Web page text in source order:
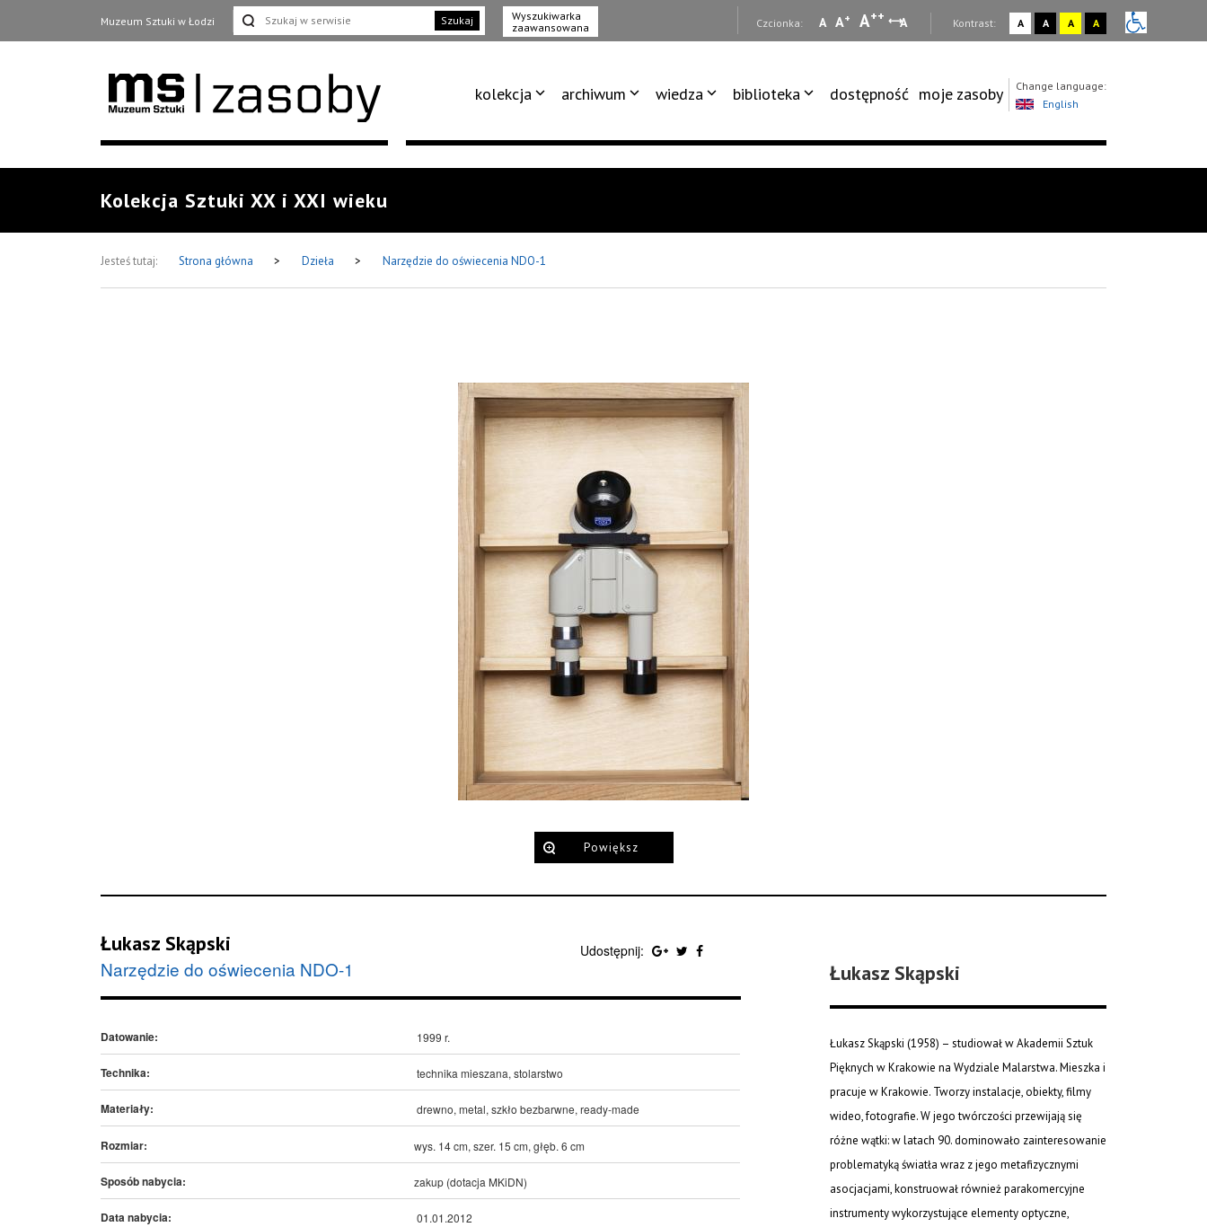
Muzeum Sztuki w Łodzi Szukaj
Wyszukiwarka
zaawansowana
Czcionka: A A+ A++ A Kontrast: A A A A
kolekcja archiwum wiedza biblioteka dostępność moje zasoby
Change language:
English
Kolekcja Sztuki XX i XXI wieku
Jesteś tutaj: Strona główna > Dzieła > Narzędzie do oświecenia NDO-1
Powiększ
Łukasz Skąpski
Narzędzie do oświecenia NDO-1
Udostępnij:
Datowanie: 1999 r.
Technika: technika mieszana, stolarstwo
Materiały: drewno, metal, szkło bezbarwne, ready-made
Rozmiar: wys. 14 cm, szer. 15 cm, głęb. 6 cm
Sposób nabycia: zakup (dotacja MKiDN)
Data nabycia: 01.01.2012
Łukasz Skąpski
Łukasz Skąpski (1958) – studiował w Akademii Sztuk
Pięknych w Krakowie na Wydziale Malarstwa. Mieszka i
pracuje w Krakowie. Tworzy instalacje, obiekty, filmy
wideo, fotografie. W jego twórczości przewijają się
różne wątki: w latach 90. dominowało zainteresowanie
problematyką światła wraz z jego metafizycznymi
asocjacjami, konstruował również parakomercyjne
instrumenty wykorzystujące elementy optyczne,